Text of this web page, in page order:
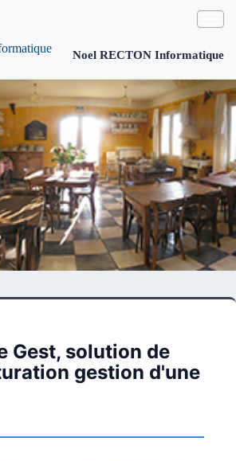
Noel RECTON Informatique
Gest, solution de
gestion d'une